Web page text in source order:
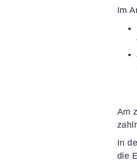
Im
Am
In
die